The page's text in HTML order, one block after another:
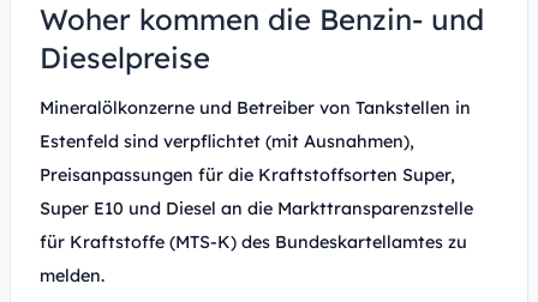
Woher kommen die Benzin- und
Dieselpreise
Mineralölkonzerne und Betreiber von Tankstellen in
Estenfeld sind verpflichtet (mit Ausnahmen),
Preisanpassungen für die Kraftstoffsorten Super,
Super E10 und Diesel an die Markttransparenzstelle
für Kraftstoffe (MTS-K) des Bundeskartellamtes zu
melden.